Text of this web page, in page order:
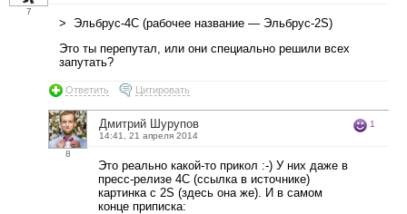
7
> Эльбрус-4С (рабочее название — Эльбрус-2S)
Это ты перепутал, или они специально решили всех
запутать?
Ответить Цитировать
8
Дмитрий Шурупов
14:41, 21 апреля 2014
1
Это реально какой-то прикол :-) У них даже в
пресс-релизе 4С (ссылка в источнике)
картинка с 2S (здесь она же). И в самом
конце приписка: